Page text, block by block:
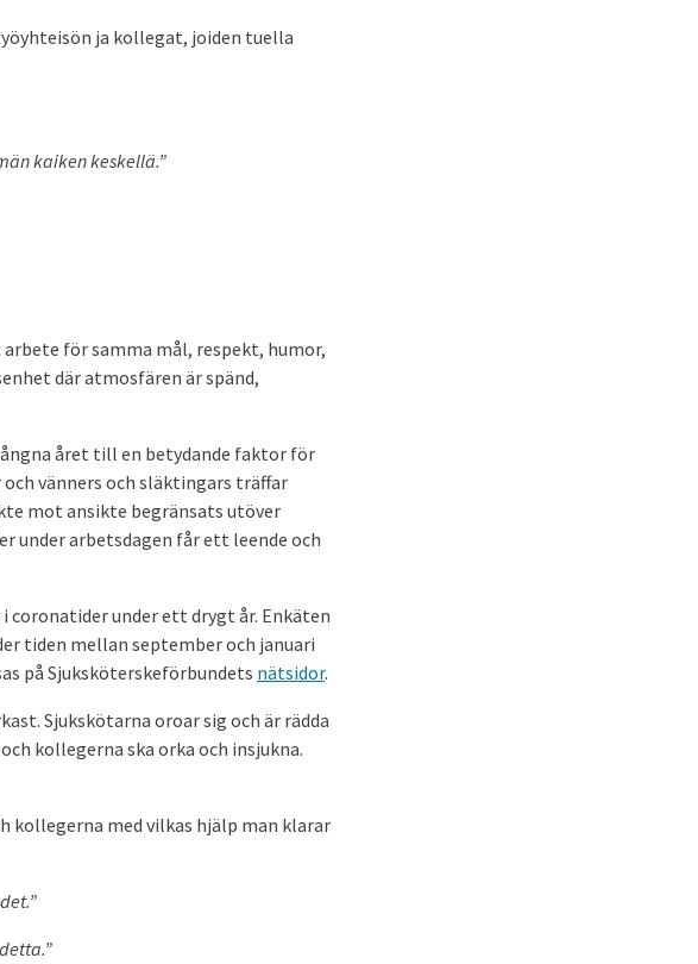
ja kollegat, joiden tuella
kaiken keskellä.”
för samma mål, respekt, humor,
där atmosfären är spänd,
året till en betydande faktor för
vänners och släktingars träffar
mot ansikte begränsats utöver
under arbetsdagen får ett leende och
under ett drygt år. Enkäten
tiden mellan september och januari
på Sjuksköterskeförbundets nätsidor.
Sjukskötarna oroar sig och är rädda
kollegerna ska orka och insjukna.
kollegerna med vilkas hjälp man klarar